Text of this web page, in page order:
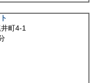
町4-1